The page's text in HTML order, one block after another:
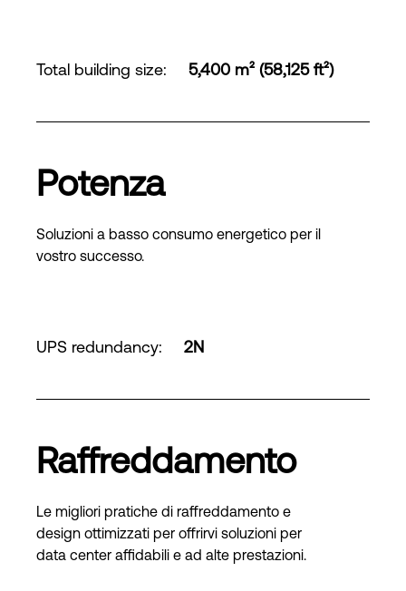
Total building size: 5,400 m² (58,125 ft²)
Potenza
Soluzioni a basso consumo energetico per il
vostro successo.
UPS redundancy: 2N
Raffreddamento
Le migliori pratiche di raffreddamento e
design ottimizzati per offrirvi soluzioni per
data center affidabili e ad alte prestazioni.